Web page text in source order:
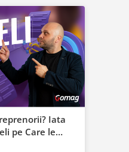
Iata
pe Care le